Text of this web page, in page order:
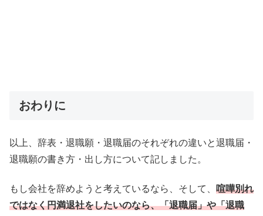
おわりに
以上、辞表・退職願・退職届のそれぞれの違いと退職届・
退職願の書き方・出し方について記しました。
もし会社を辞めようと考えているなら、そして、 喧嘩別れ
ではなく円満退社をしたいのなら、「退職届」や「退職